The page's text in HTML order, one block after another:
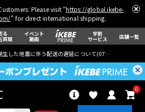
Please visit "https://global.ikebe-
" for direct international shipping.
る
買取
イベント
動画
学割
サービス 店舗一覧
生した地震に伴う配送の遅延について(07月29日
0